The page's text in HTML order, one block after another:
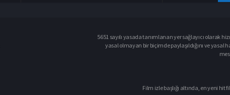
5651 sayılı yasada tanımlanan yer sağlayıcı olarak
yasal olmayan bir biçimde paylaşıldığını ve
Film izle başlığı altında, en yeni